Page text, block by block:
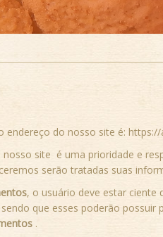
endereço do nosso site é:
site é uma prioridade e
serão tratadas suas
, o usuário deve estar ciente
que esses poderão possuir
.